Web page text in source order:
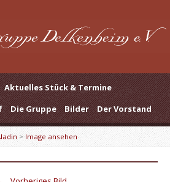
Aktuelles Stück & Termine
Die Gruppe Bilder Der Vorstand
> Image ansehen